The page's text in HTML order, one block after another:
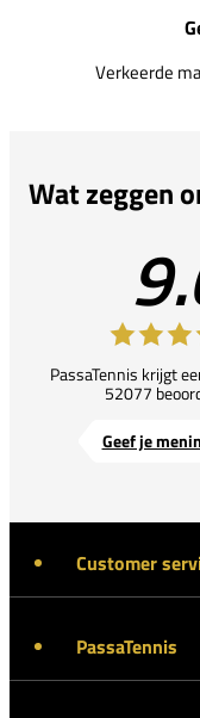
Verkeerde
Wat zeggen
PassaTennis krijgt
52077
Geef je
Customer
PassaTennis